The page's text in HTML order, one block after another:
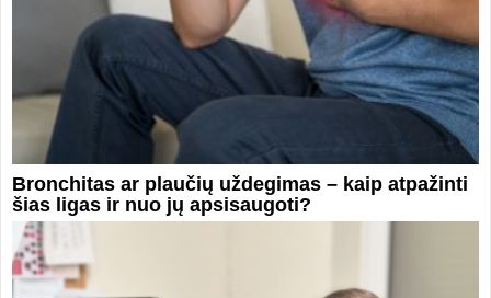
Bronchitas ar plaučių uždegimas – kaip atpažinti
šias ligas ir nuo jų apsisaugoti?